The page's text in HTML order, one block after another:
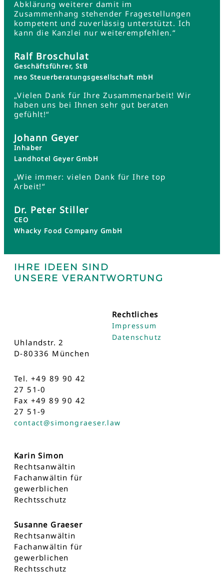
Abklärung weiterer damit im
Zusammenhang stehender Fragestellungen
kompetent und zuverlässig unterstützt. Ich
kann die Kanzlei nur weiterempfehlen.“
Ralf Broschulat
Geschäftsführer, StB
neo Steuerberatungsgesellschaft mbH
„Vielen Dank für Ihre Zusammenarbeit! Wir
haben uns bei Ihnen sehr gut beraten
gefühlt!“
Johann Geyer
Inhaber
Landhotel Geyer GmbH
„Wie immer: vielen Dank für Ihre top
Arbeit!“
Dr. Peter Stiller
CEO
Whacky Food Company GmbH
IHRE IDEEN SIND
UNSERE VERANTWORTUNG
Uhlandstr. 2
D-80336 München
Tel. +49 89 90 42
27 51-0
Fax +49 89 90 42
27 51-9
contact@simongraeser.law
Karin Simon
Rechtsanwältin
Fachanwältin für
gewerblichen
Rechtsschutz
Susanne Graeser
Rechtsanwältin
Fachanwältin für
gewerblichen
Rechtsschutz
Rechtliches
Impressum
Datenschutz